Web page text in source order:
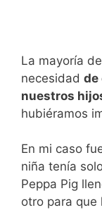
La mayoría
necesidad de
nuestros
hubiéramos
En mi caso
niña tenía
Peppa Pig
otro para que